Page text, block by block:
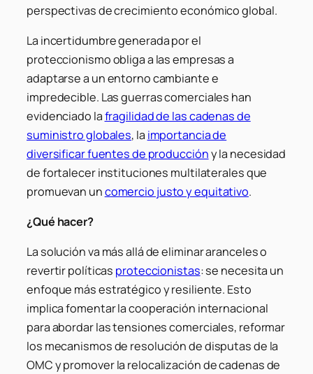
perspectivas de crecimiento económico global.
La incertidumbre generada por el
proteccionismo obliga a las empresas a
adaptarse a un entorno cambiante e
impredecible. Las guerras comerciales han
evidenciado lafragilidad de las cadenas de
suministro globales, la importancia de
diversificar fuentes de produccióny la necesidad
de fortalecer instituciones multilaterales que
promuevan uncomercio justo y equitativo.
¿Qué hacer?
La solución va más allá de eliminar aranceles o
revertir políticas proteccionistas: se necesita un
enfoque más estratégico y resiliente. Esto
implica fomentar la cooperación internacional
para abordar las tensiones comerciales, reformar
los mecanismos de resolución de disputas de la
OMC y promover la relocalización de cadenas de